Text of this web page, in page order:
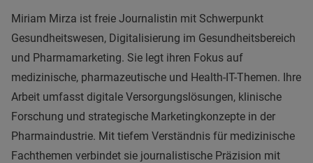
Miriam Mirza ist freie Journalistin mit Schwerpunkt
Gesundheitswesen, Digitalisierung im Gesundheitsbereich
und Pharmamarketing. Sie legt ihren Fokus auf
medizinische, pharmazeutische und Health-IT-Themen. Ihre
Arbeit umfasst digitale Versorgungslösungen, klinische
Forschung und strategische Marketingkonzepte in der
Pharmaindustrie. Mit tiefem Verständnis für medizinische
Fachthemen verbindet sie journalistische Präzision mit